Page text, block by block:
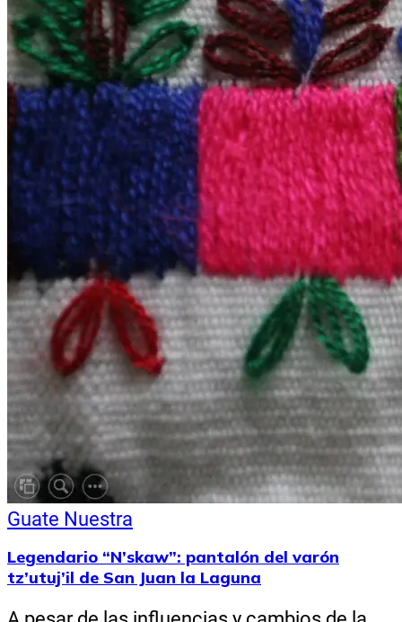
Guate Nuestra
Legendario “N’skaw”: pantalón del varón
tz’utuj’il de San Juan la Laguna